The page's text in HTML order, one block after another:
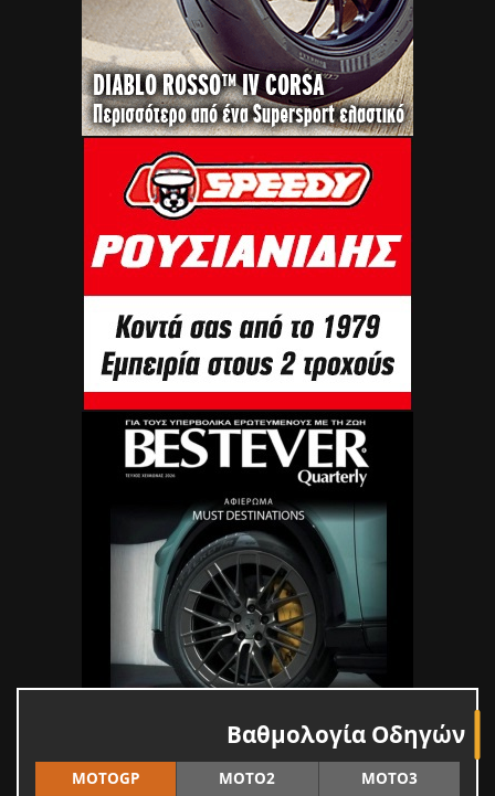
Βαθμολογία Οδηγών
MOTOGP MOTO2 MOTO3